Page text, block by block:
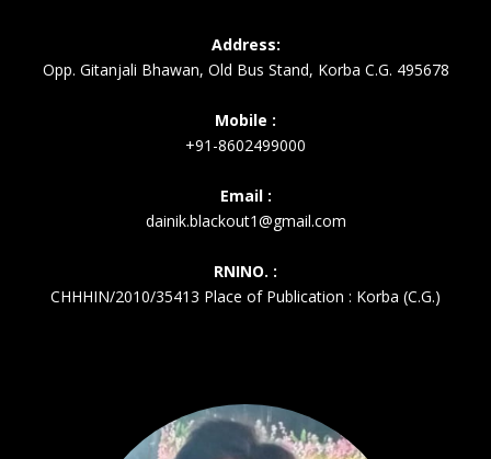
Address:
Opp. Gitanjali Bhawan, Old Bus Stand, Korba C.G. 495678
Mobile :
+91-8602499000
Email :
dainik.blackout1@gmail.com
RNINO. :
CHHHIN/2010/35413 Place of Publication : Korba (C.G.)